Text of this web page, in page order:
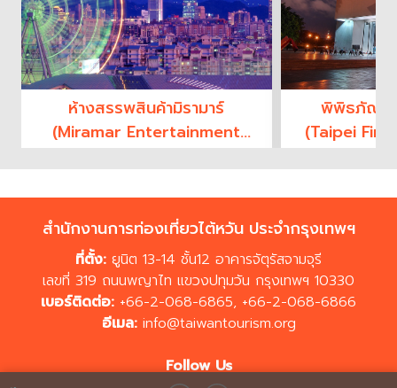
ห้างสรรพสินค้ามิรามาร์
(Miramar Entertainment
Park)
พิพิธภัณฑ์วิ
(Taipei
สำนักงานการท่องเที่ยวไต้หวัน ประจำกรุงเทพฯ
ที่ตั้ง: ยูนิต 13-14 ชั้น12 อาคารจัตุรัสจามจุรี
เลขที่ 319 ถนนพญาไท แขวงปทุมวัน กรุงเทพฯ 10330
เบอร์ติดต่อ: +66-2-068-6865, +66-2-068-6866
อีเมล: info@taiwantourism.org
Follow Us